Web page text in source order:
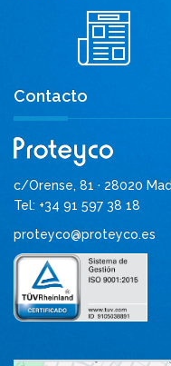
Contacto
c/Orense, 81 · 28020
Tel: +34 91 597 38 18
proteyco@proteyco.es